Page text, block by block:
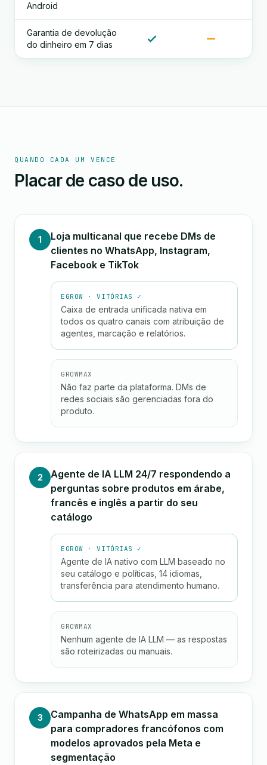
Android
Garantia de devolução
do dinheiro em 7 dias
QUANDO CADA UM VENCE
Placar de caso de uso.
1
Loja multicanal que recebe DMs de
clientes no WhatsApp, Instagram,
Facebook e TikTok
EGROW · VITÓRIAS ✓
Caixa de entrada unificada nativa em
todos os quatro canais com atribuição de
agentes, marcação e relatórios.
GROWMAX
Não faz parte da plataforma. DMs de
redes sociais são gerenciadas fora do
produto.
2
Agente de IA LLM 24/7 respondendo a
perguntas sobre produtos em árabe,
francês e inglês a partir do seu
catálogo
EGROW · VITÓRIAS ✓
Agente de IA nativo com LLM baseado no
seu catálogo e políticas, 14 idiomas,
transferência para atendimento humano.
GROWMAX
Nenhum agente de IA LLM — as respostas
são roteirizadas ou manuais.
3
Campanha de WhatsApp em massa
para compradores francófonos com
modelos aprovados pela Meta e
segmentação